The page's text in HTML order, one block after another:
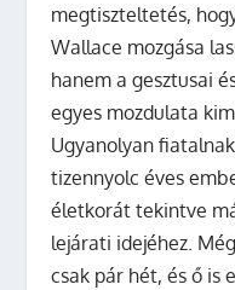
megtiszteltetés,
Wallace mozgása
hanem a gesztusai
egyes mozdulata
Ugyanolyan
tizennyolc éves
életkorát tekintve
lejárati idejéhez.
csak pár hét, és ő is